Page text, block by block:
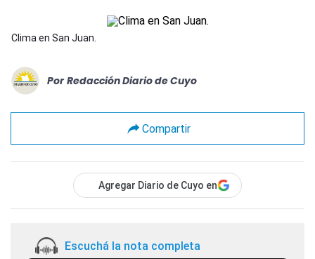
Clima en San Juan.
Por Redacción Diario de Cuyo
Compartir
Agregar Diario de Cuyo en
Escuchá la nota completa